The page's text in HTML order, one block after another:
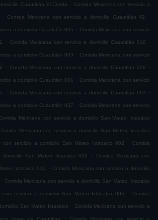
Cuautitlán El Cerrito . Comida Mexicana con servicio a
. Comida Mexicana con servicio a domicilio Cuautitlán 49 .
a domicilio Cuautitlán 005 . Comida Mexicana con servicio
. Comida Mexicana con servicio a domicilio Cuautitlán 010 .
a domicilio Cuautitlán 003 . Comida Mexicana con servicio
. Comida Mexicana con servicio a domicilio Cuautitlán 008 .
a domicilio Cuautitlán 001 . Comida Mexicana con servicio
. Comida Mexicana con servicio a domicilio Cuautitlán 063 .
a domicilio Cuautitlán 037 . Comida Mexicana con servicio
Mexicana con servicio a domicilio San Mateo Ixtacalco
Comida Mexicana con servicio a domicilio San Mateo Ixtacalco
con servicio a domicilio San Mateo Ixtacalco 002 . Comida
domicilio San Mateo Ixtacalco 009 . Comida Mexicana con
Ixtacalco 010 . Comida Mexicana con servicio a domicilio
. Comida Mexicana con servicio a domicilio San Mateo Ixtacalco
con servicio a domicilio San Mateo Ixtacalco 006 . Comida
San Mateo Ixtacalco . Comida Mexicana con servicio a
Joyas de Cuautitlan . Comida Mexicana con servicio a